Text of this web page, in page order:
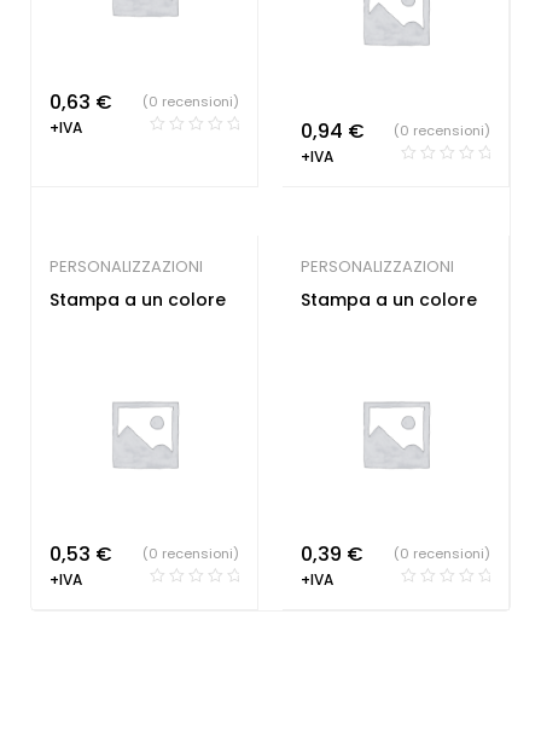
0,63 €
+IVA
(0 recensioni)
0,94 €
+IVA
(0 recensioni)
PERSONALIZZAZIONI
Stampa a un colore
0,53 €
+IVA
(0 recensioni)
PERSONALIZZAZIONI
Stampa a un colore
0,39 €
+IVA
(0 recensioni)